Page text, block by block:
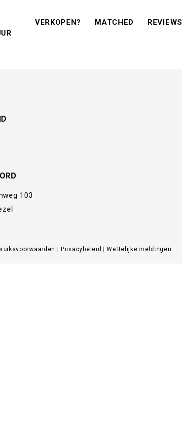
VERKOPEN? (VERKOPEN?)
MATCHED (MATCHED)
REVIEWS
103
|Privacybeleid|Wettelijke meldingen